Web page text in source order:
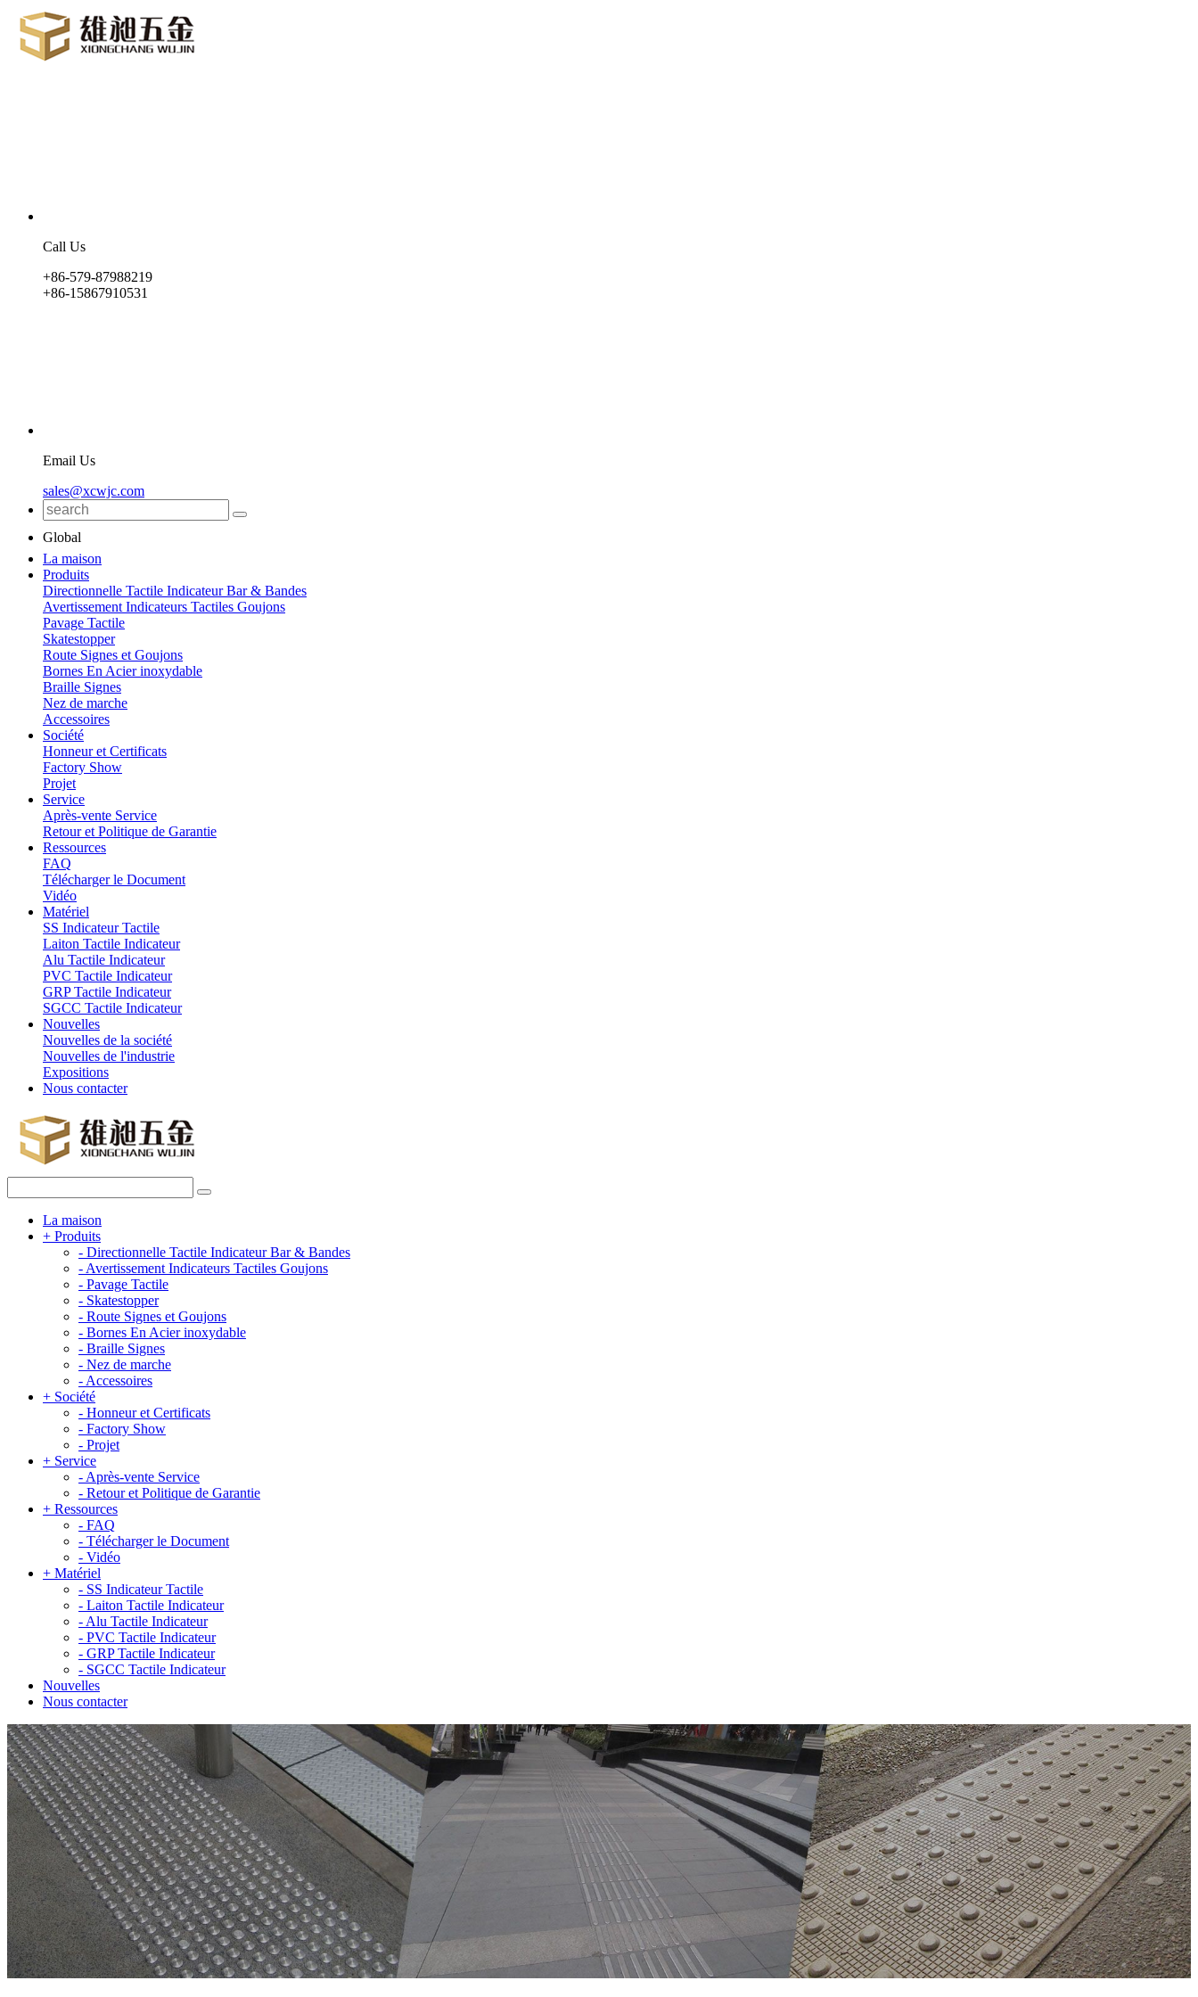
Call Us
+86-579-87988219
+86-15867910531
Email Us
sales@xcwjc.com
Global
La maison
Produits
Directionnelle Tactile Indicateur Bar & Bandes
Avertissement Indicateurs Tactiles Goujons
Pavage Tactile
Skatestopper
Route Signes et Goujons
Bornes En Acier inoxydable
Braille Signes
Nez de marche
Accessoires
Société
Honneur et Certificats
Factory Show
Projet
Service
Après-vente Service
Retour et Politique de Garantie
Ressources
FAQ
Télécharger le Document
Vidéo
Matériel
SS Indicateur Tactile
Laiton Tactile Indicateur
Alu Tactile Indicateur
PVC Tactile Indicateur
GRP Tactile Indicateur
SGCC Tactile Indicateur
Nouvelles
Nouvelles de la société
Nouvelles de l'industrie
Expositions
Nous contacter
La maison
+ Produits
- Directionnelle Tactile Indicateur Bar & Bandes
- Avertissement Indicateurs Tactiles Goujons
- Pavage Tactile
- Skatestopper
- Route Signes et Goujons
- Bornes En Acier inoxydable
- Braille Signes
- Nez de marche
- Accessoires
+ Société
- Honneur et Certificats
- Factory Show
- Projet
+ Service
- Après-vente Service
- Retour et Politique de Garantie
+ Ressources
- FAQ
- Télécharger le Document
- Vidéo
+ Matériel
- SS Indicateur Tactile
- Laiton Tactile Indicateur
- Alu Tactile Indicateur
- PVC Tactile Indicateur
- GRP Tactile Indicateur
- SGCC Tactile Indicateur
Nouvelles
Nous contacter